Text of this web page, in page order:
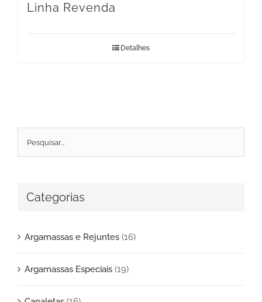
Linha Revenda
Detalhes
Categorias
Argamassas e Rejuntes (16)
Argamassas Especiais (19)